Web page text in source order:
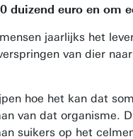
duizend euro en
jaarlijks het
van dier
hoe het kan dat
van dat
suikers op het